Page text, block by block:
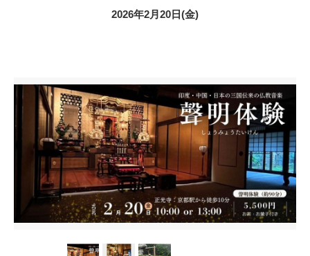
2026年2月20日(金)